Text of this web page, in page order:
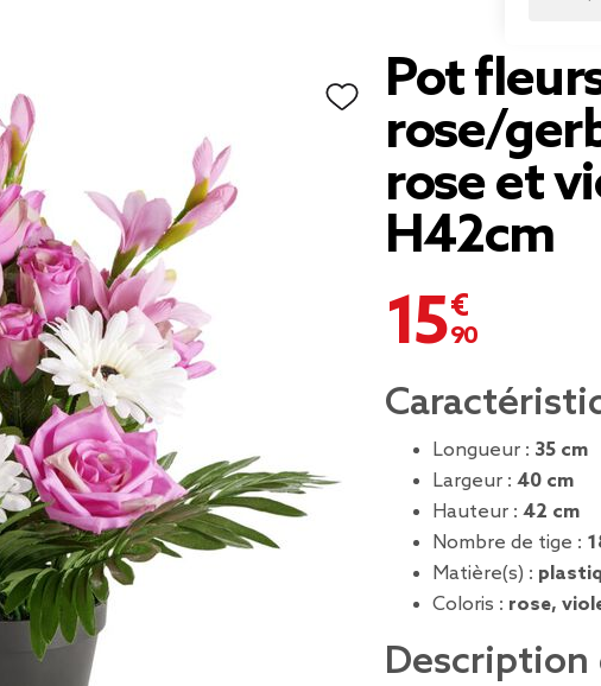
Pot
rose/
rose et
H42cm
15,90 €
Longueur : 35 cm
Largeur : 40 cm
Hauteur : 42 cm
Nombre de tige :
Matière(s) :
Coloris : rose,